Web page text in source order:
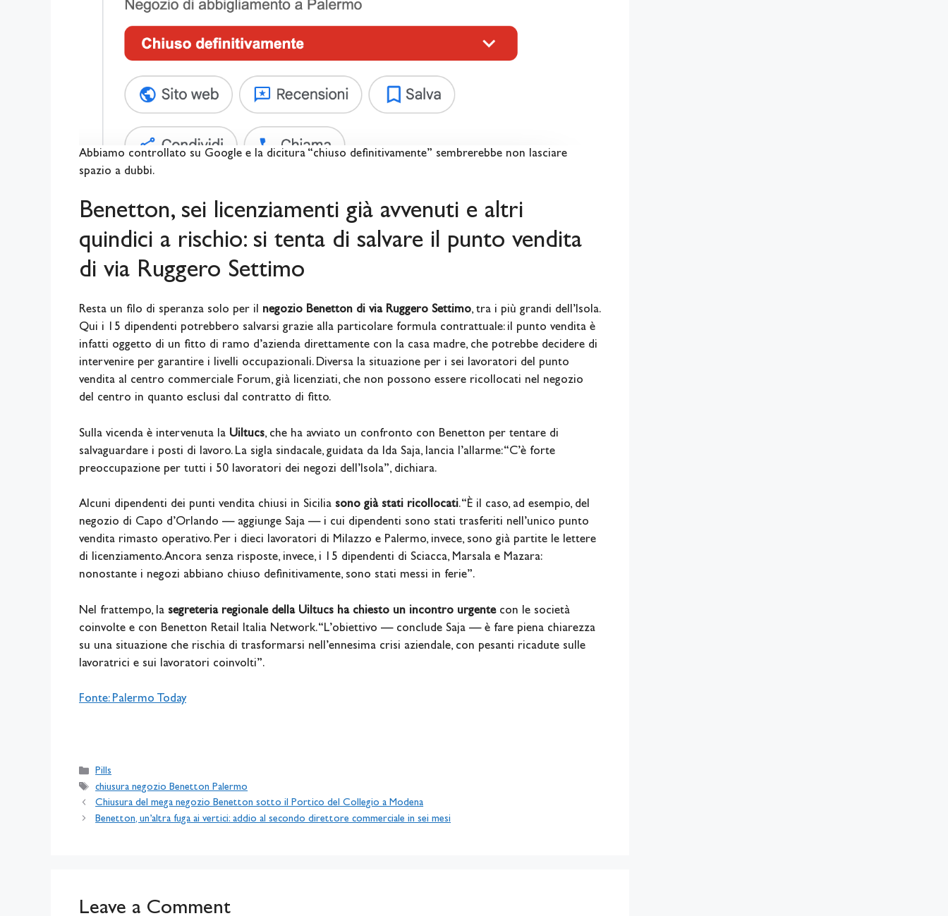
Abbiamo controllato su Google e la dicitura “chiuso definitivamente” sembrerebbe non lasciare
spazio a dubbi.
Benetton, sei licenziamenti già avvenuti e altri
quindici a rischio: si tenta di salvare il punto vendita
di via Ruggero Settimo
Resta un filo di speranza solo per il negozio Benetton di via Ruggero Settimo, tra i più grandi dell’Isola.
Qui i 15 dipendenti potrebbero salvarsi grazie alla particolare formula contrattuale: il punto vendita è
infatti oggetto di un fitto di ramo d’azienda direttamente con la casa madre, che potrebbe decidere di
intervenire per garantire i livelli occupazionali. Diversa la situazione per i sei lavoratori del punto
vendita al centro commerciale Forum, già licenziati, che non possono essere ricollocati nel negozio
del centro in quanto esclusi dal contratto di fitto.
Sulla vicenda è intervenuta la Uiltucs, che ha avviato un confronto con Benetton per tentare di
salvaguardare i posti di lavoro. La sigla sindacale, guidata da Ida Saja, lancia l’allarme: “C’è forte
preoccupazione per tutti i 50 lavoratori dei negozi dell’Isola”, dichiara.
Alcuni dipendenti dei punti vendita chiusi in Sicilia sono già stati ricollocati. “È il caso, ad esempio, del
negozio di Capo d’Orlando — aggiunge Saja — i cui dipendenti sono stati trasferiti nell’unico punto
vendita rimasto operativo. Per i dieci lavoratori di Milazzo e Palermo, invece, sono già partite le lettere
di licenziamento. Ancora senza risposte, invece, i 15 dipendenti di Sciacca, Marsala e Mazara:
nonostante i negozi abbiano chiuso definitivamente, sono stati messi in ferie”.
Nel frattempo, la segreteria regionale della Uiltucs ha chiesto un incontro urgentecon le società
coinvolte e con Benetton Retail Italia Network. “L’obiettivo — conclude Saja — è fare piena chiarezza
su una situazione che rischia di trasformarsi nell’ennesima crisi aziendale, con pesanti ricadute sulle
lavoratrici e sui lavoratori coinvolti”.
Fonte: Palermo Today
Categories
Pills
Tags
chiusura negozio Benetton Palermo
Chiusura del mega negozio Benetton sotto il Portico del Collegio a Modena
Benetton, un’altra fuga ai vertici: addio al secondo direttore commerciale in sei mesi
Leave a Comment